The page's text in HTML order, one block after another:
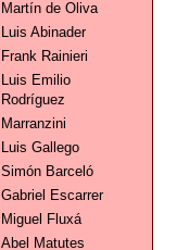
Martín de Oliva
Luis Abinader
Frank Rainieri
Luis Emilio
Rodríguez
Marranzini
Luis Gallego
Simón Barceló
Gabriel Escarrer
Miguel Fluxá
Abel Matutes